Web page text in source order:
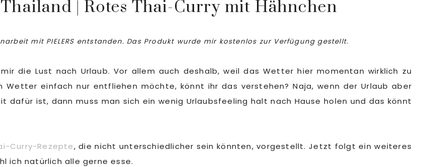
| Rotes Thai-Curry mit Hähnchen
mit PIELERS entstanden. Das Produkt wurde mir kostenlos zur Verfügung gestellt.
die Lust nach Urlaub. Vor allem auch deshalb, weil das Wetter hier momentan wirklich zu
Wetter einfach nur entfliehen möchte, könnt ihr das verstehen? Naja, wenn der Urlaub aber
ist, dann muss man sich ein wenig Urlaubsfeeling halt nach Hause holen und das könnt
Curry-Rezepte, die nicht unterschiedlicher sein könnten, vorgestellt. Jetzt folgt ein weiteres
ich natürlich alle gerne esse.